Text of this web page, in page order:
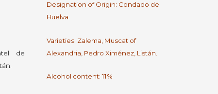
de
Designation of Origin: Condado de
Huelva
Varieties: Zalema, Muscat of
Alexandria, Pedro Ximénez, Listán.
Alcohol content: 11%